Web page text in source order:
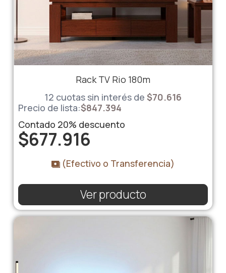
Rack TV Rio 180m
12 cuotas sin interés de $70.616
Precio de lista:$847.394
Contado 20% descuento
$677.916
(Efectivo o Transferencia)
Ver producto